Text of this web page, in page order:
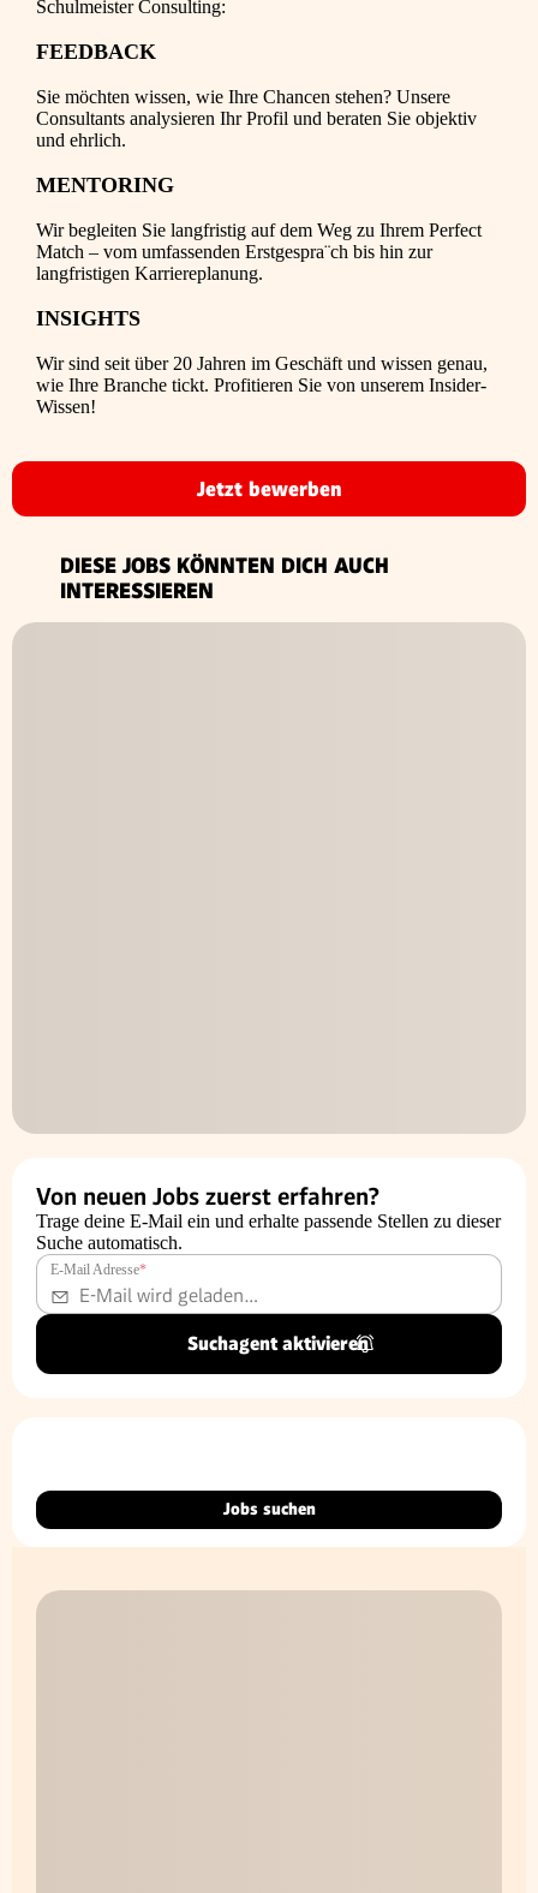
Schulmeister Consulting:
FEEDBACK
Sie möchten wissen, wie Ihre Chancen stehen? Unsere
Consultants analysieren Ihr Profil und beraten Sie objektiv
und ehrlich.
MENTORING
Wir begleiten Sie langfristig auf dem Weg zu Ihrem Perfect
Match – vom umfassenden Erstgespra¨ch bis hin zur
langfristigen Karriereplanung.
INSIGHTS
Wir sind seit über 20 Jahren im Geschäft und wissen genau,
wie Ihre Branche tickt. Profitieren Sie von unserem Insider-
Wissen!
Jetzt bewerben
DIESE JOBS KÖNNTEN DICH AUCH
INTERESSIEREN
Von neuen Jobs zuerst erfahren?
Trage deine E-Mail ein und erhalte passende Stellen zu dieser
Suche automatisch.
E-Mail Adresse*
Suchagent aktivieren
Jobs suchen